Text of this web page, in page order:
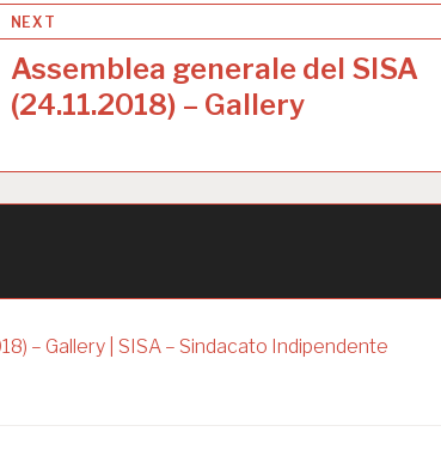
NEXT
Assemblea generale del SISA
(24.11.2018) – Gallery
– Gallery | SISA – Sindacato Indipendente